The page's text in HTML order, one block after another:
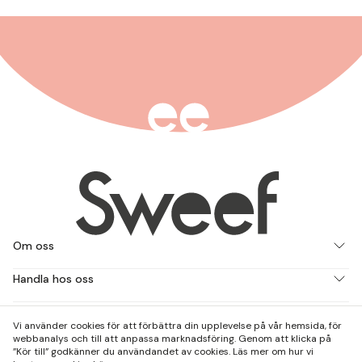
Om oss
Handla hos oss
Kontakta och besök oss
Vi använder cookies för att förbättra din upplevelse på vår hemsida, för
webbanalys och till att anpassa marknadsföring. Genom att klicka på
”Kör till” godkänner du användandet av cookies. Läs mer om hur vi